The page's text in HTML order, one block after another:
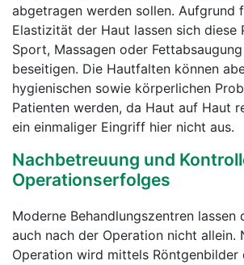
abgetragen werden sollen. Aufgrund
Elastizität der Haut lassen sich diese
Sport, Massagen oder
beseitigen. Die Hautfalten können
hygienischen sowie körperlichen
Patienten werden, da Haut auf Haut
ein einmaliger Eingriff hier nicht aus.
Nachbetreuung und
Operationserfolges
Moderne Behandlungszentren lassen
auch nach der Operation nicht allein.
Operation wird mittels Röntgenbilder